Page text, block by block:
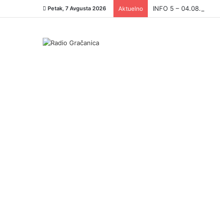
Petak, 7 Avgusta 2026 Aktuelno INFO 5 – 04.08.2026.